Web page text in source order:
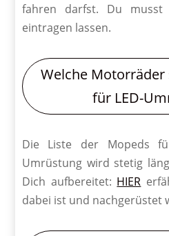
fahren darfst. Du musst
eintragen lassen.
Welche Motorräder
für LED-
Die Liste der Mopeds
Umrüstung wird stetig
Dich aufbereitet: HIER
dabei ist und nachgerüstet